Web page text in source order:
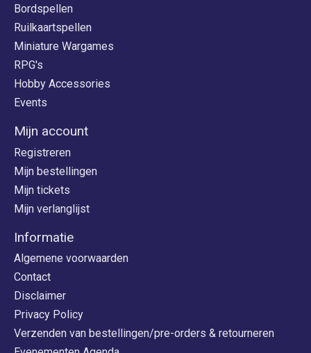
Bordspellen
Ruilkaartspellen
Miniature Wargames
RPG's
Hobby Accessories
Events
Mijn account
Registreren
Mijn bestellingen
Mijn tickets
Mijn verlanglijst
Informatie
Algemene voorwaarden
Contact
Disclaimer
Privacy Policy
Verzenden van bestellingen/pre-orders & retourneren